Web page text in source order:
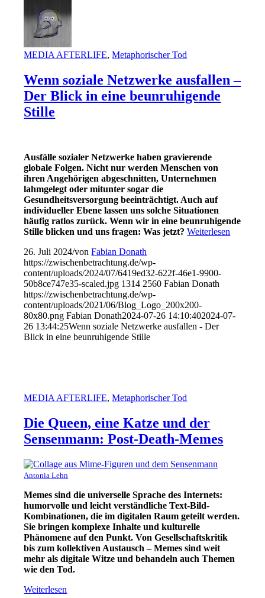
MEDIA AFTERLIFE,Metaphorischer Tod
Wenn soziale Netzwerke ausfallen –
Der Blick in eine beunruhigende
Stille
Ausfälle sozialer Netzwerke haben gravierende
globale Folgen. Nicht nur werden Menschen von
ihren Angehörigen abgeschnitten, Unternehmen
lahmgelegt oder mitunter sogar die
Gesundheitsversorgung beeinträchtigt. Auch auf
individueller Ebene lassen uns solche Situationen
häufig ratlos zurück.Wenn wir in eine beunruhigende
Stille blicken und uns fragen:Was jetzt? Weiterlesen
26. Juli 2024/vonFabian Donath
https://zwischenbetrachtung.de/wp-
content/uploads/2024/07/6419ed32-622f-46e1-9900-
50b8ce747e35-scaled.jpg 1314 2560 Fabian Donath
https://zwischenbetrachtung.de/wp-
content/uploads/2021/06/Blog_Logo_200x200-
80x80.png Fabian Donath2024-07-26 14:10:402024-07-
26 13:44:25Wenn soziale Netzwerke ausfallen - Der
Blick in eine beunruhigende Stille
MEDIA AFTERLIFE,Metaphorischer Tod
Die Queen, eine Katze und der
Sensenmann: Post-Death-Memes
Antonia Lehn
Memes sind die universelle Sprache des Internets:
humorvolle und leicht verständliche Text-Bild-
Kombinationen, die im digitalen Raum geteilt werden.
Sie bringen komplexe Inhalte und kulturelle
Phänomene auf den Punkt. Von Gesellschaftskritik
bis zum kollektiven Austausch – Memes sind weit
mehr als digitale Witze und behandeln auch Themen
wie den Tod.
Weiterlesen